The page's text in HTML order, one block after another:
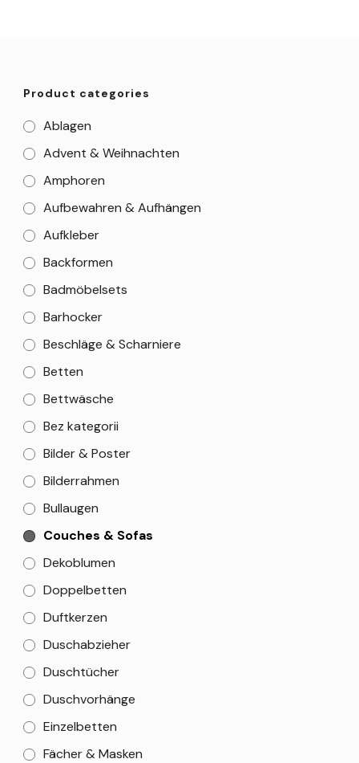
Product categories
Ablagen
Advent & Weihnachten
Amphoren
Aufbewahren & Aufhängen
Aufkleber
Backformen
Badmöbelsets
Barhocker
Beschläge & Scharniere
Betten
Bettwäsche
Bez kategorii
Bilder & Poster
Bilderrahmen
Bullaugen
Couches & Sofas
Dekoblumen
Doppelbetten
Duftkerzen
Duschabzieher
Duschtücher
Duschvorhänge
Einzelbetten
Fächer & Masken